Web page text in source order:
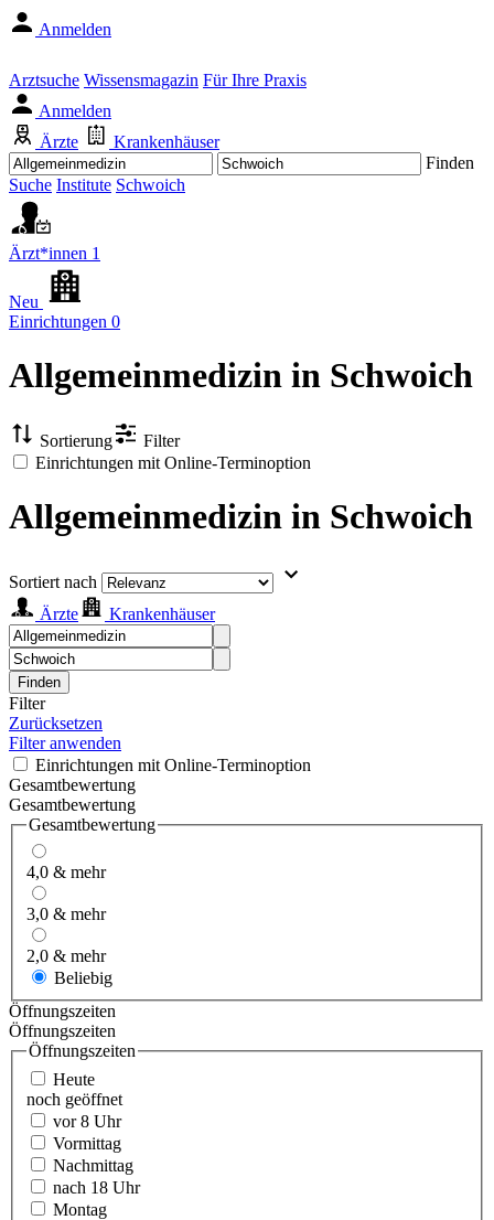
Anmelden
Arztsuche Wissensmagazin Für Ihre Praxis
Anmelden
Ärzte
Krankenhäuser
Finden
Suche Institute Schwoich
Ärzt*innen 1
Neu
Einrichtungen 0
Allgemeinmedizin in Schwoich
Sortierung
Filter
Einrichtungen mit Online-Terminoption
Allgemeinmedizin in Schwoich
Sortiert nach
Ärzte
Krankenhäuser
Finden
Filter
Zurücksetzen
Filter anwenden
Einrichtungen mit Online-Terminoption
Gesamtbewertung
Gesamtbewertung
Gesamtbewertung
4,0 & mehr
3,0 & mehr
2,0 & mehr
Beliebig
Öffnungszeiten
Öffnungszeiten
Öffnungszeiten
Heute
noch geöffnet
vor 8 Uhr
Vormittag
Nachmittag
nach 18 Uhr
Montag